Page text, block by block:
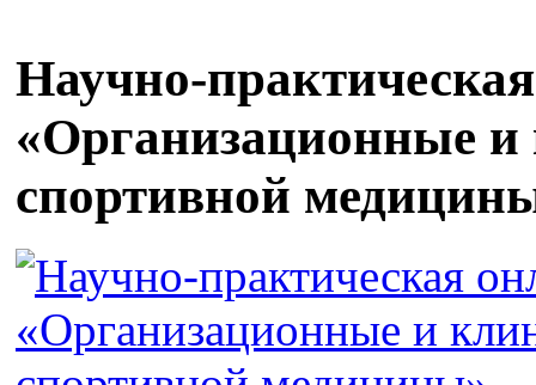
Научно-
«Организационные
спортивной